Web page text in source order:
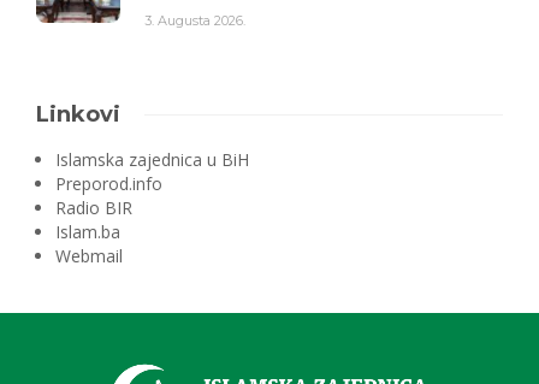
3. Augusta 2026.
Linkovi
Islamska zajednica u BiH
Preporod.info
Radio BIR
Islam.ba
Webmail